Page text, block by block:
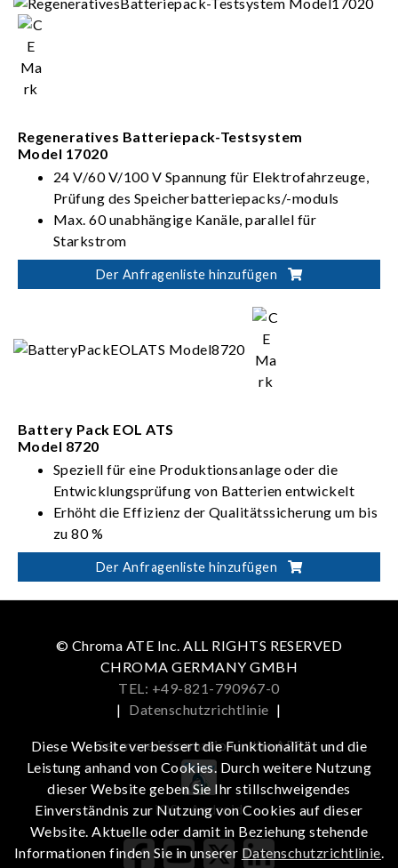
Entspricht internationalen Standards für
Regeneratives Batteriepack-Testsystem
Model 17020
24 V/60 V/100 V Spannung für Elektrofahrzeuge,
Prüfung des Speicherbatteriepacks/-moduls
Max. 60 unabhängige Kanäle, parallel für
Starkstrom
Der Anfragenliste hinzufügen
Battery Pack EOL ATS
Model 8720
Speziell für eine Produktionsanlage oder die
Entwicklungsprüfung von Batterien entwickelt
Erhöht die Effizienz der Qualitätssicherung um bis
zu 80 %
Überprüfung der BMS-Funktionen,
Anschlussspannungsfestigkeit, Einheitlichkeit und
Leistung des Batteriemoduls
kW
Bereich der Lade-/Entladespannung: 0 V – 900 V
Der Anfragenliste hinzufügen
© Chroma ATE Inc. ALL RIGHTS RESERVED
CHROMA GERMANY GMBH
TEL: +49-821-790967-0
| Datenschutzrichtlinie |
Get more information in the APP
iOS Android
Diese Website verbessert die Funktionalität und die
Leistung anhand von Cookies. Durch weitere Nutzung
dieser Website geben Sie Ihr stillschweigendes
Einverständnis zur Nutzung von Cookies auf dieser
Website. Aktuelle oder damit in Beziehung stehende
Informationen finden Sie in unserer Datenschutzrichtlinie.